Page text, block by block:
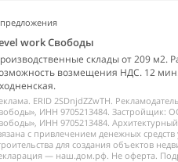
work Свободы
склады от 209 м2.
возмещения НДС. 12
ERID 2SDnjdZZwTH.
ИНН 9705213484. Застройщик:
ИНН 9705213484.
с привлечением денежных средств
для создания объектов
— наш.дом.рф. Не оферта.